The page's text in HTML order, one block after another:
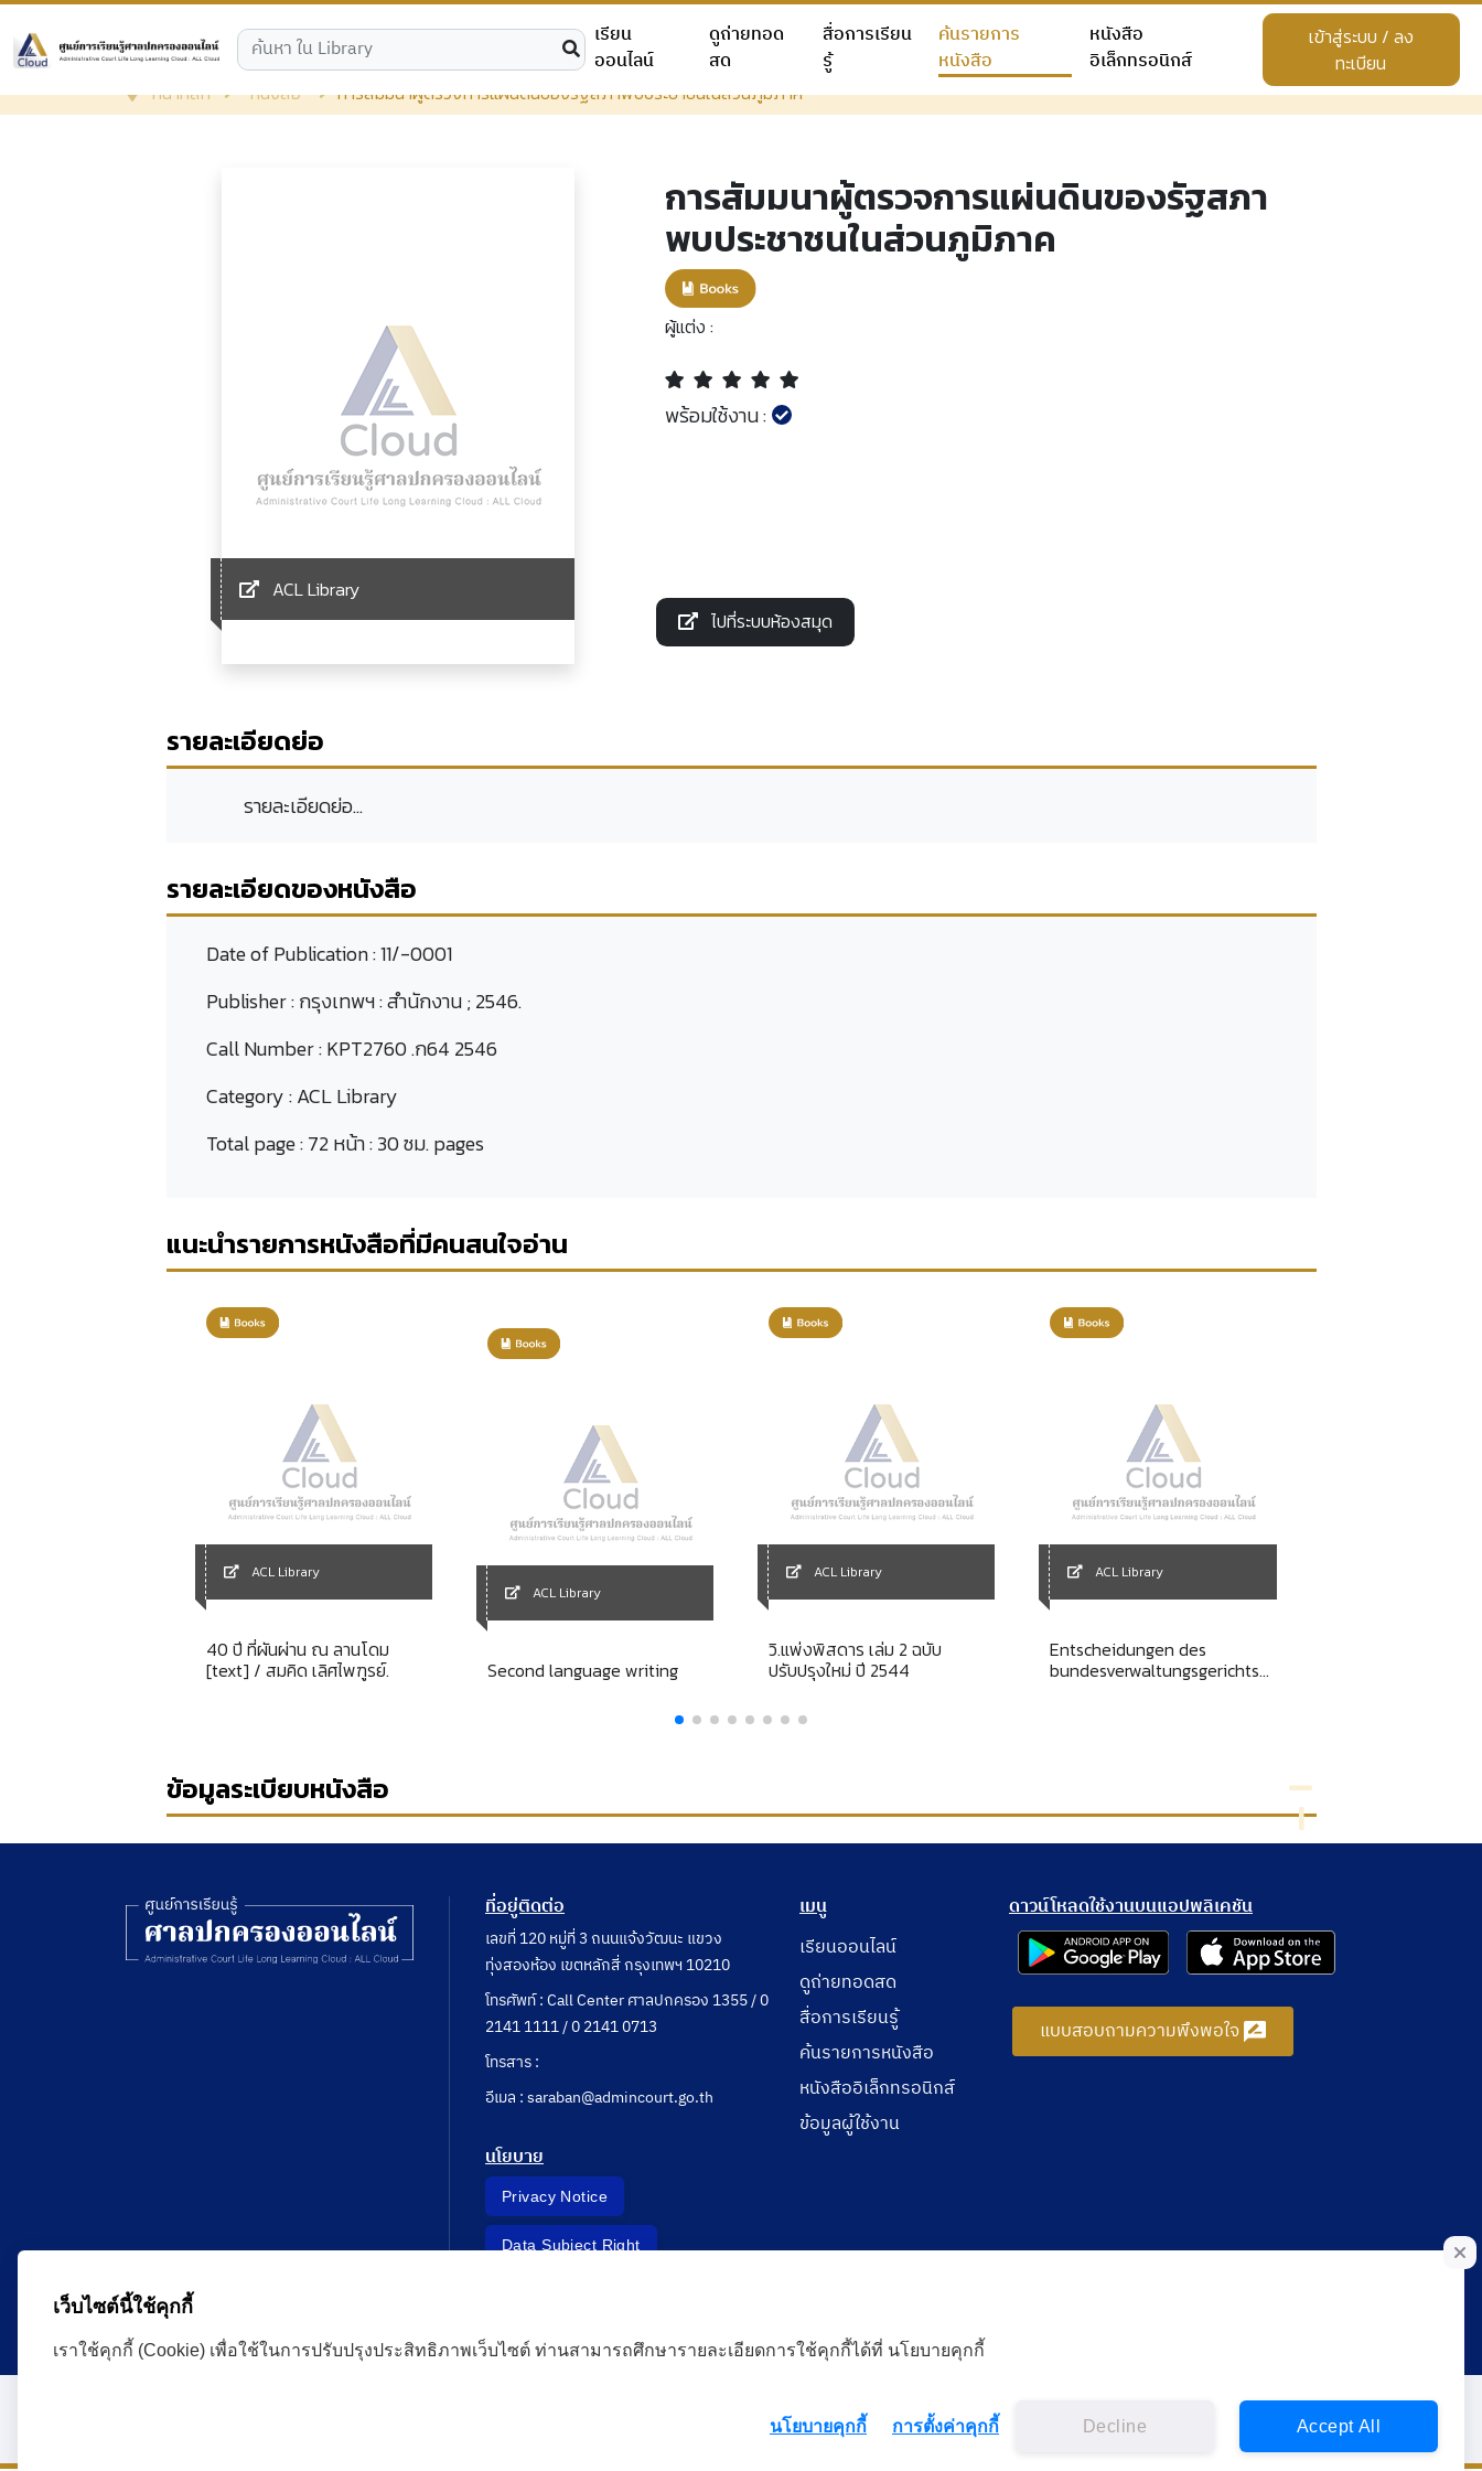
เรียน
ออนไลน์
ดูถ่ายทอด
สด
สื่อการเรียน
รู้
ค้นรายการ
หนังสือ
หนังสือ
อิเล็กทรอนิกส์
เข้าสู่ระบบ / ลง
ทะเบียน
หน้าหลัก
หนังสือ การสัมมนาผู้ตรวจการแผ่นดินของรัฐสภาพบประชาชนในส่วนภูมิภาค
ACL Library
การสัมมนาผู้ตรวจการแผ่นดินของรัฐสภา
พบประชาชนในส่วนภูมิภาค
ผู้แต่ง :
พร้อมใช้งาน :
ไปที่ระบบห้องสมุด
รายละเอียดย่อ
รายละเอียดย่อ...
รายละเอียดของหนังสือ
Date of Publication :11/-0001
Publisher :กรุงเทพฯ : สำนักงาน ; 2546.
Call Number :KPT2760 .ก64 2546
Category :ACL Library
Total page :72 หน้า : 30 ซม. pages
แนะนำรายการหนังสือที่มีคนสนใจอ่าน
ACL Library
40 ปี ที่ผันผ่าน ณ ลานโดม
[text] / สมคิด เลิศไพฑูรย์.
ACL Library
Second language writing
ACL Library
วิ.แพ่งพิสดาร เล่ม 2 ฉบับ
ปรับปรุงใหม่ ปี 2544
ACL Library
Entscheidungen des
bundesverwaltungsgerichts
ข้อมูลระเบียบหนังสือ
ที่อยู่ติดต่อ
เลขที่ 120 หมู่ที่ 3 ถนนแจ้งวัฒนะ แขวง
ทุ่งสองห้อง เขตหลักสี่ กรุงเทพฯ 10210
โทรศัพท์ : Call Center ศาลปกครอง 1355 / 0
2141 1111 / 0 2141 0713
โทรสาร :
อีเมล : saraban@admincourt.go.th
นโยบาย
Privacy Notice
Data Subject Right
เมนู
เรียนออนไลน์
ดูถ่ายทอดสด
สื่อการเรียนรู้
ค้นรายการหนังสือ
หนังสืออิเล็กทรอนิกส์
ข้อมูลผู้ใช้งาน
ดาวน์โหลดใช้งานบนแอปพลิเคชัน
แบบสอบถามความพึงพอใจ
เว็บไซต์นี้ใช้คุกกี้
เราใช้คุกกี้ (Cookie) เพื่อใช้ในการปรับปรุงประสิทธิภาพเว็บไซต์ ท่านสามารถศึกษารายละเอียดการใช้คุกกี้ได้ที่ นโยบายคุกกี้
นโยบายคุกกี้ การตั้งค่าคุกกี้ Decline Accept All